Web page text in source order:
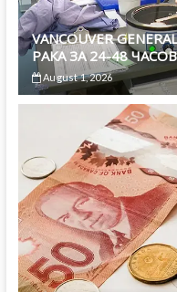
VANCOUVER
РАКА ЗА 24-48 ЧАСОВ
August 1, 2026